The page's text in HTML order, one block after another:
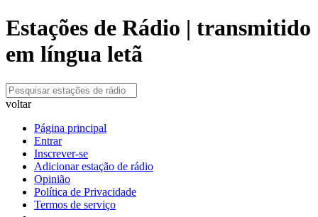
Estações de Rádio | transmitido
em língua letã
voltar
Página principal
Entrar
Inscrever-se
Adicionar estação de rádio
Opinião
Política de Privacidade
Termos de serviço